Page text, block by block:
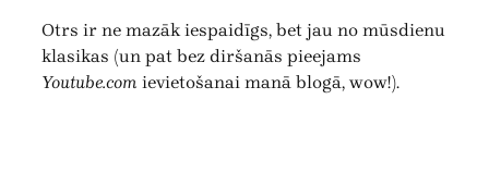
Otrs ir ne mazāk iespaidīgs, bet jau no mūsdienu
klasikas (un pat bez diršanās pieejams
Youtube.com ievietošanai manā blogā, wow!).